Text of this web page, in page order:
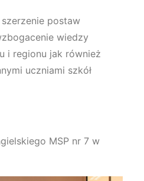
postaw
wiedzy
i regionu jak również
uczniami szkół
MSP nr 7 w